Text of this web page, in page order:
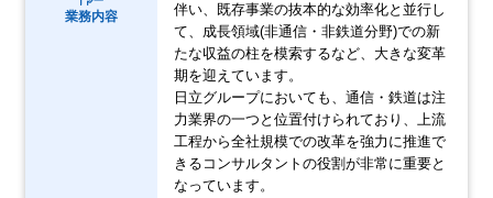
業務内容
伴い、既存事業の抜本的な効率化と並行し
て、成長領域(非通信・非鉄道分野)での新
たな収益の柱を模索するなど、大きな変革
期を迎えています。
日立グループにおいても、通信・鉄道は注
力業界の一つと位置付けられており、上流
工程から全社規模での改革を強力に推進で
きるコンサルタントの役割が非常に重要と
なっています。